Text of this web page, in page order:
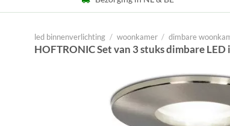
led binnenverlichting / woonkamer / dimbare
HOFTRONIC Set van 3 stuks dimbare